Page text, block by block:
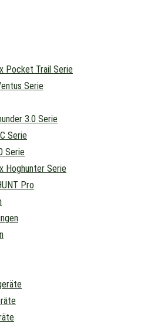
Pocket Trail Serie
Serie
3.0 Serie
Serie
Serie
Hoghunter Serie
Pro